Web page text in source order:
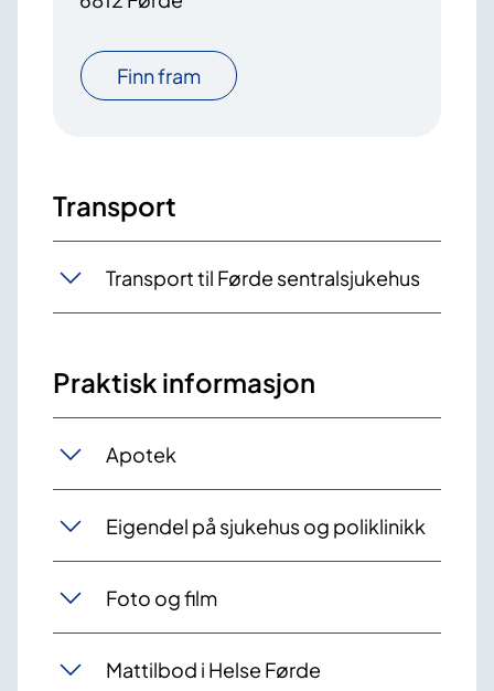
Finn fram
Transport
Transport til Førde sentralsjukehus
Praktisk informasjon
Apotek
Eigendel på sjukehus og poliklinikk
Foto og film
Mattilbod i Helse Førde